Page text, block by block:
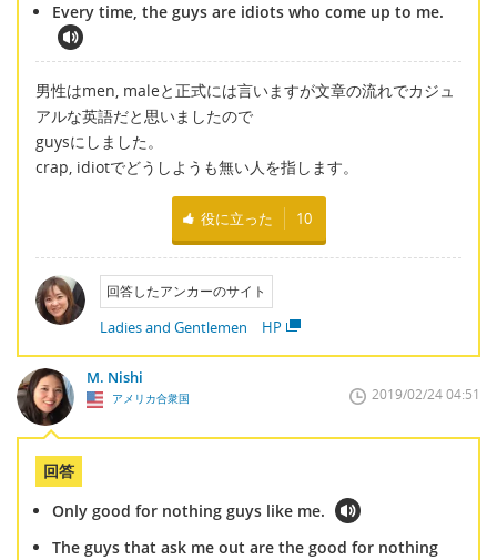
Every time, the guys are idiots who come up to me.
男性はmen, maleと正式には言いますが文章の流れでカジュ
アルな英語だと思いましたので
guysにしました。
crap, idiotでどうしようも無い人を指します。
役に立った 10
回答したアンカーのサイト
Ladies and Gentlemen HP
M. Nishi
アメリカ合衆国 2019/02/24 04:51
回答
Only good for nothing guys like me.
The guys that ask me out are the good for nothing